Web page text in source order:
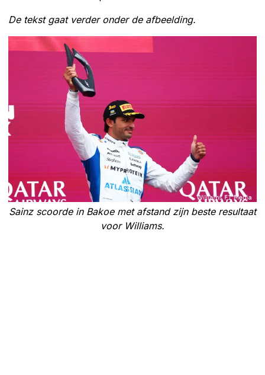
De tekst gaat verder onder de afbeelding.
Sainz scoorde in Bakoe met afstand zijn beste resultaat
voor Williams.